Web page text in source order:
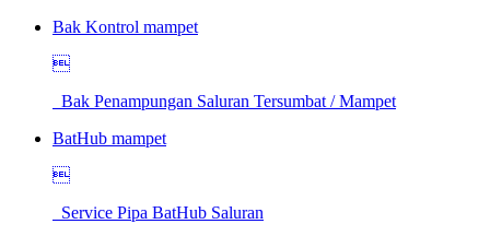
Bak Kontrol mampet

Bak Penampungan Saluran Tersumbat / Mampet
BatHub mampet

Service Pipa BatHub Saluran